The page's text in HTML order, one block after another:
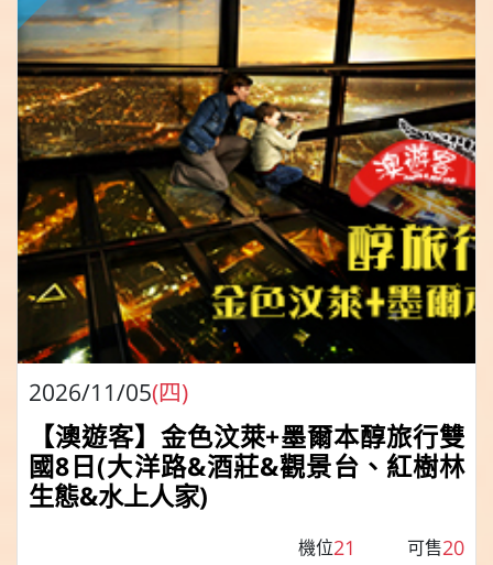
2026/11/05(四)
【澳遊客】金色汶萊+墨爾本醇旅行雙
國8日(大洋路&酒莊&觀景台、紅樹林
生態&水上人家)
機位21 可售20